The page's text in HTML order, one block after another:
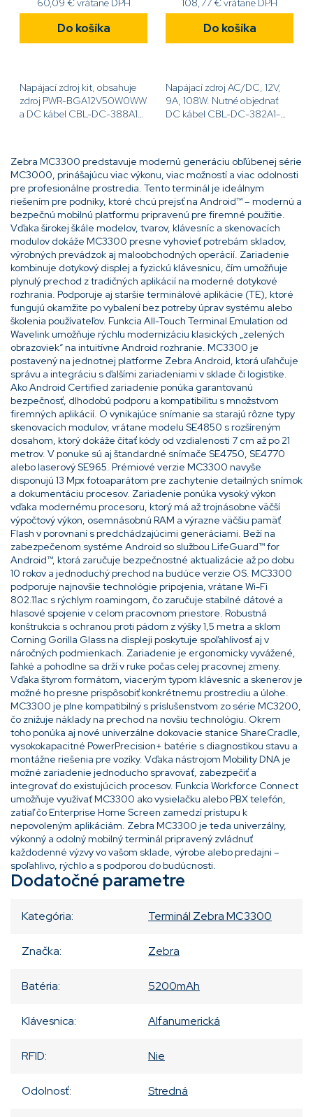
60,09 € vrátane DPH
Do košíka
Napájací zdroj kit, obsahuje
zdroj PWR-BGA12V50W0WW
a DC kábel CBL-DC-388A1-
108,77 € vrátane DPH
Do košíka
Napájací zdroj AC/DC, 12V,
9A, 108W. Nutné objednať
DC kábel CBL-DC-382A1-
Zebra MC3300 predstavuje modernú generáciu obľúbenej série
MC3000, prinášajúcu viac výkonu, viac možností a viac odolnosti
pre profesionálne prostredia. Tento terminál je ideálnym
riešením pre podniky, ktoré chcú prejsť na Android™ – modernú a
bezpečnú mobilnú platformu pripravenú pre firemné použitie.
Vďaka širokej škále modelov, tvarov, klávesníc a skenovacích
modulov dokáže MC3300 presne vyhovieť potrebám skladov,
výrobných prevádzok aj maloobchodných operácií. Zariadenie
kombinuje dotykový displej a fyzickú klávesnicu, čím umožňuje
plynulý prechod z tradičných aplikácií na moderné dotykové
rozhrania. Podporuje aj staršie terminálové aplikácie (TE), ktoré
fungujú okamžite po vybalení bez potreby úprav systému alebo
školenia používateľov. Funkcia All-Touch Terminal Emulation od
Wavelink umožňuje rýchlu modernizáciu klasických „zelených
obrazoviek“ na intuitívne Android rozhranie. MC3300 je
postavený na jednotnej platforme Zebra Android, ktorá uľahčuje
správu a integráciu s ďalšími zariadeniami v sklade či logistike.
Ako Android Certified zariadenie ponúka garantovanú
bezpečnosť, dlhodobú podporu a kompatibilitu s množstvom
firemných aplikácií. O vynikajúce snímanie sa starajú rôzne typy
skenovacích modulov, vrátane modelu SE4850 s rozšíreným
dosahom, ktorý dokáže čítať kódy od vzdialenosti 7 cm až po 21
metrov. V ponuke sú aj štandardné snímače SE4750, SE4770
alebo laserový SE965. Prémiové verzie MC3300 navyše
disponujú 13 Mpx fotoaparátom pre zachytenie detailných snímok
a dokumentáciu procesov. Zariadenie ponúka vysoký výkon
vďaka modernému procesoru, ktorý má až trojnásobne väčší
výpočtový výkon, osemnásobnú RAM a výrazne väčšiu pamäť
Flash v porovnaní s predchádzajúcimi generáciami. Beží na
zabezpečenom systéme Android so službou LifeGuard™ for
Android™, ktorá zaručuje bezpečnostné aktualizácie až po dobu
10 rokov a jednoduchý prechod na budúce verzie OS. MC3300
podporuje najnovšie technológie pripojenia, vrátane Wi-Fi
802.11ac s rýchlym roamingom, čo zaručuje stabilné dátové a
hlasové spojenie v celom pracovnom priestore. Robustná
konštrukcia s ochranou proti pádom z výšky 1,5 metra a sklom
Corning Gorilla Glass na displeji poskytuje spoľahlivosť aj v
náročných podmienkach. Zariadenie je ergonomicky vyvážené,
ľahké a pohodlne sa drží v ruke počas celej pracovnej zmeny.
Vďaka štyrom formátom, viacerým typom klávesníc a skenerov je
možné ho presne prispôsobiť konkrétnemu prostrediu a úlohe.
MC3300 je plne kompatibilný s príslušenstvom zo série MC3200,
čo znižuje náklady na prechod na novšiu technológiu. Okrem
toho ponúka aj nové univerzálne dokovacie stanice ShareCradle,
vysokokapacitné PowerPrecision+ batérie s diagnostikou stavu a
montážne riešenia pre vozíky. Vďaka nástrojom Mobility DNA je
možné zariadenie jednoducho spravovať, zabezpečiť a
integrovať do existujúcich procesov. Funkcia Workforce Connect
umožňuje využívať MC3300 ako vysielačku alebo PBX telefón,
zatiaľ čo Enterprise Home Screen zamedzí prístupu k
nepovoleným aplikáciám. Zebra MC3300 je teda univerzálny,
výkonný a odolný mobilný terminál pripravený zvládnuť
každodenné výzvy vo vašom sklade, výrobe alebo predajni –
spoľahlivo, rýchlo a s podporou do budúcnosti.
Dodatočné parametre
Kategória: Terminál Zebra MC3300
Značka: Zebra
Batéria: 5200mAh
Klávesnica: Alfanumerická
RFID: Nie
Odolnosť: Stredná